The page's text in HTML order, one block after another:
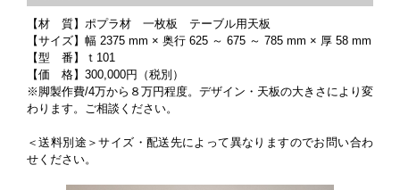
【材 質】ポプラ材 一枚板 テーブル用天板
【サイズ】幅 2375 mm × 奥行 625 ～ 675 ～ 785 mm × 厚 58 mm
【型 番】ｔ101
【価 格】300,000円（税別）
※脚製作費/4万から８万円程度。デザイン・天板の大きさにより変
わります。ご相談ください。
＜送料別途＞サイズ・配送先によって異なりますのでお問い合わ
せください。